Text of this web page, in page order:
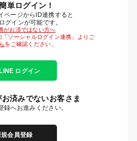
単ログイン！
ページからID連携すると
グインが可能です。
がお済ではない方へ
ソーシャルログイン連携」よりご
をご確認ください。
ログイン
済みでないお客さま
録へお進みください。
規会員登録